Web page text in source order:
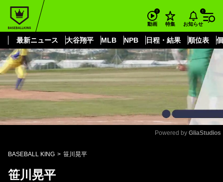
動画 特集 お知らせ
最新ニュース 大谷翔平 MLB NPB 日程・結果 順位表
もっと見る
Powered by GliaStudios
BASEBALL KING 笹川晃平
笹川晃平